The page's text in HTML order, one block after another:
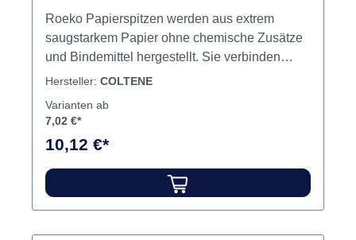
Roeko Papierspitzen werden aus extrem
saugstarkem Papier ohne chemische Zusätze
und Bindemittel hergestellt. Sie verbinden
optimale Festigkeit mit hoher, gleichbleibender
optimalen Trocknung des Wurzelkanals nach
Wurzelkanalinstrumenten. Die weiße Spitze
erleichtert die Kontrolle der
Wurzelkanalreinigung. Für eine wirtschaftliche,
sichere und zeitsparende Behandlung. Die
Hersteller: COLTENE
Varianten ab
7,02 €*
10,12 €*